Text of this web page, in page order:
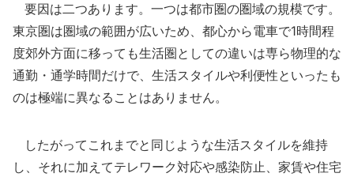
要因は二つあります。一つは都市圏の圏域の規模です。
東京圏は圏域の範囲が広いため、都心から電車で1時間程
度郊外方面に移っても生活圏としての違いは専ら物理的な
通勤・通学時間だけで、生活スタイルや利便性といったも
のは極端に異なることはありません。
したがってこれまでと同じような生活スタイルを維持
し、それに加えてテレワーク対応や感染防止、家賃や住宅